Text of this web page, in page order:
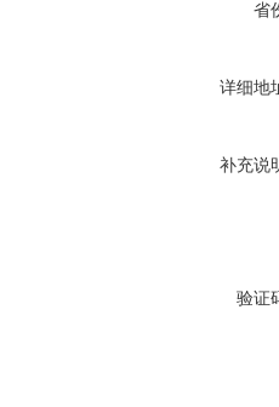
省
详细地
补充说
验证